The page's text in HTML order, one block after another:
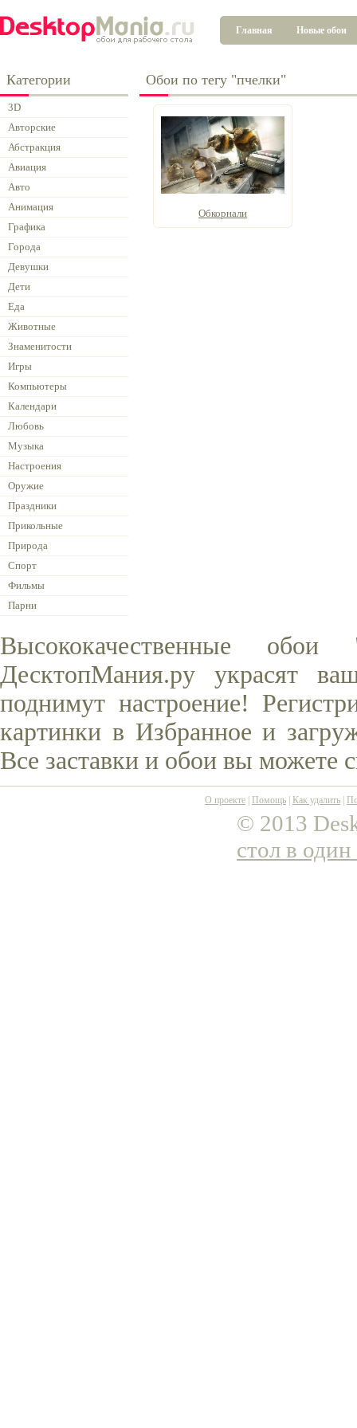
Главная Новые обои
Категории
3D
Авторские
Абстракция
Авиация
Авто
Анимация
Графика
Города
Девушки
Дети
Еда
Животные
Знаменитости
Игры
Компьютеры
Календари
Любовь
Музыка
Настроения
Оружие
Праздники
Прикольные
Природа
Спорт
Фильмы
Парни
Обои по тегу "пчелки"
Обкорнали
Высококачественные
ДесктопМания.ру украсят
поднимут настроение!
картинки в Избранное и
Все заставки и обои вы можете
О проекте Помощь Как удалить
© 2013
стол в